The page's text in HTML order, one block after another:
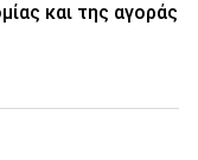
και της αγοράς